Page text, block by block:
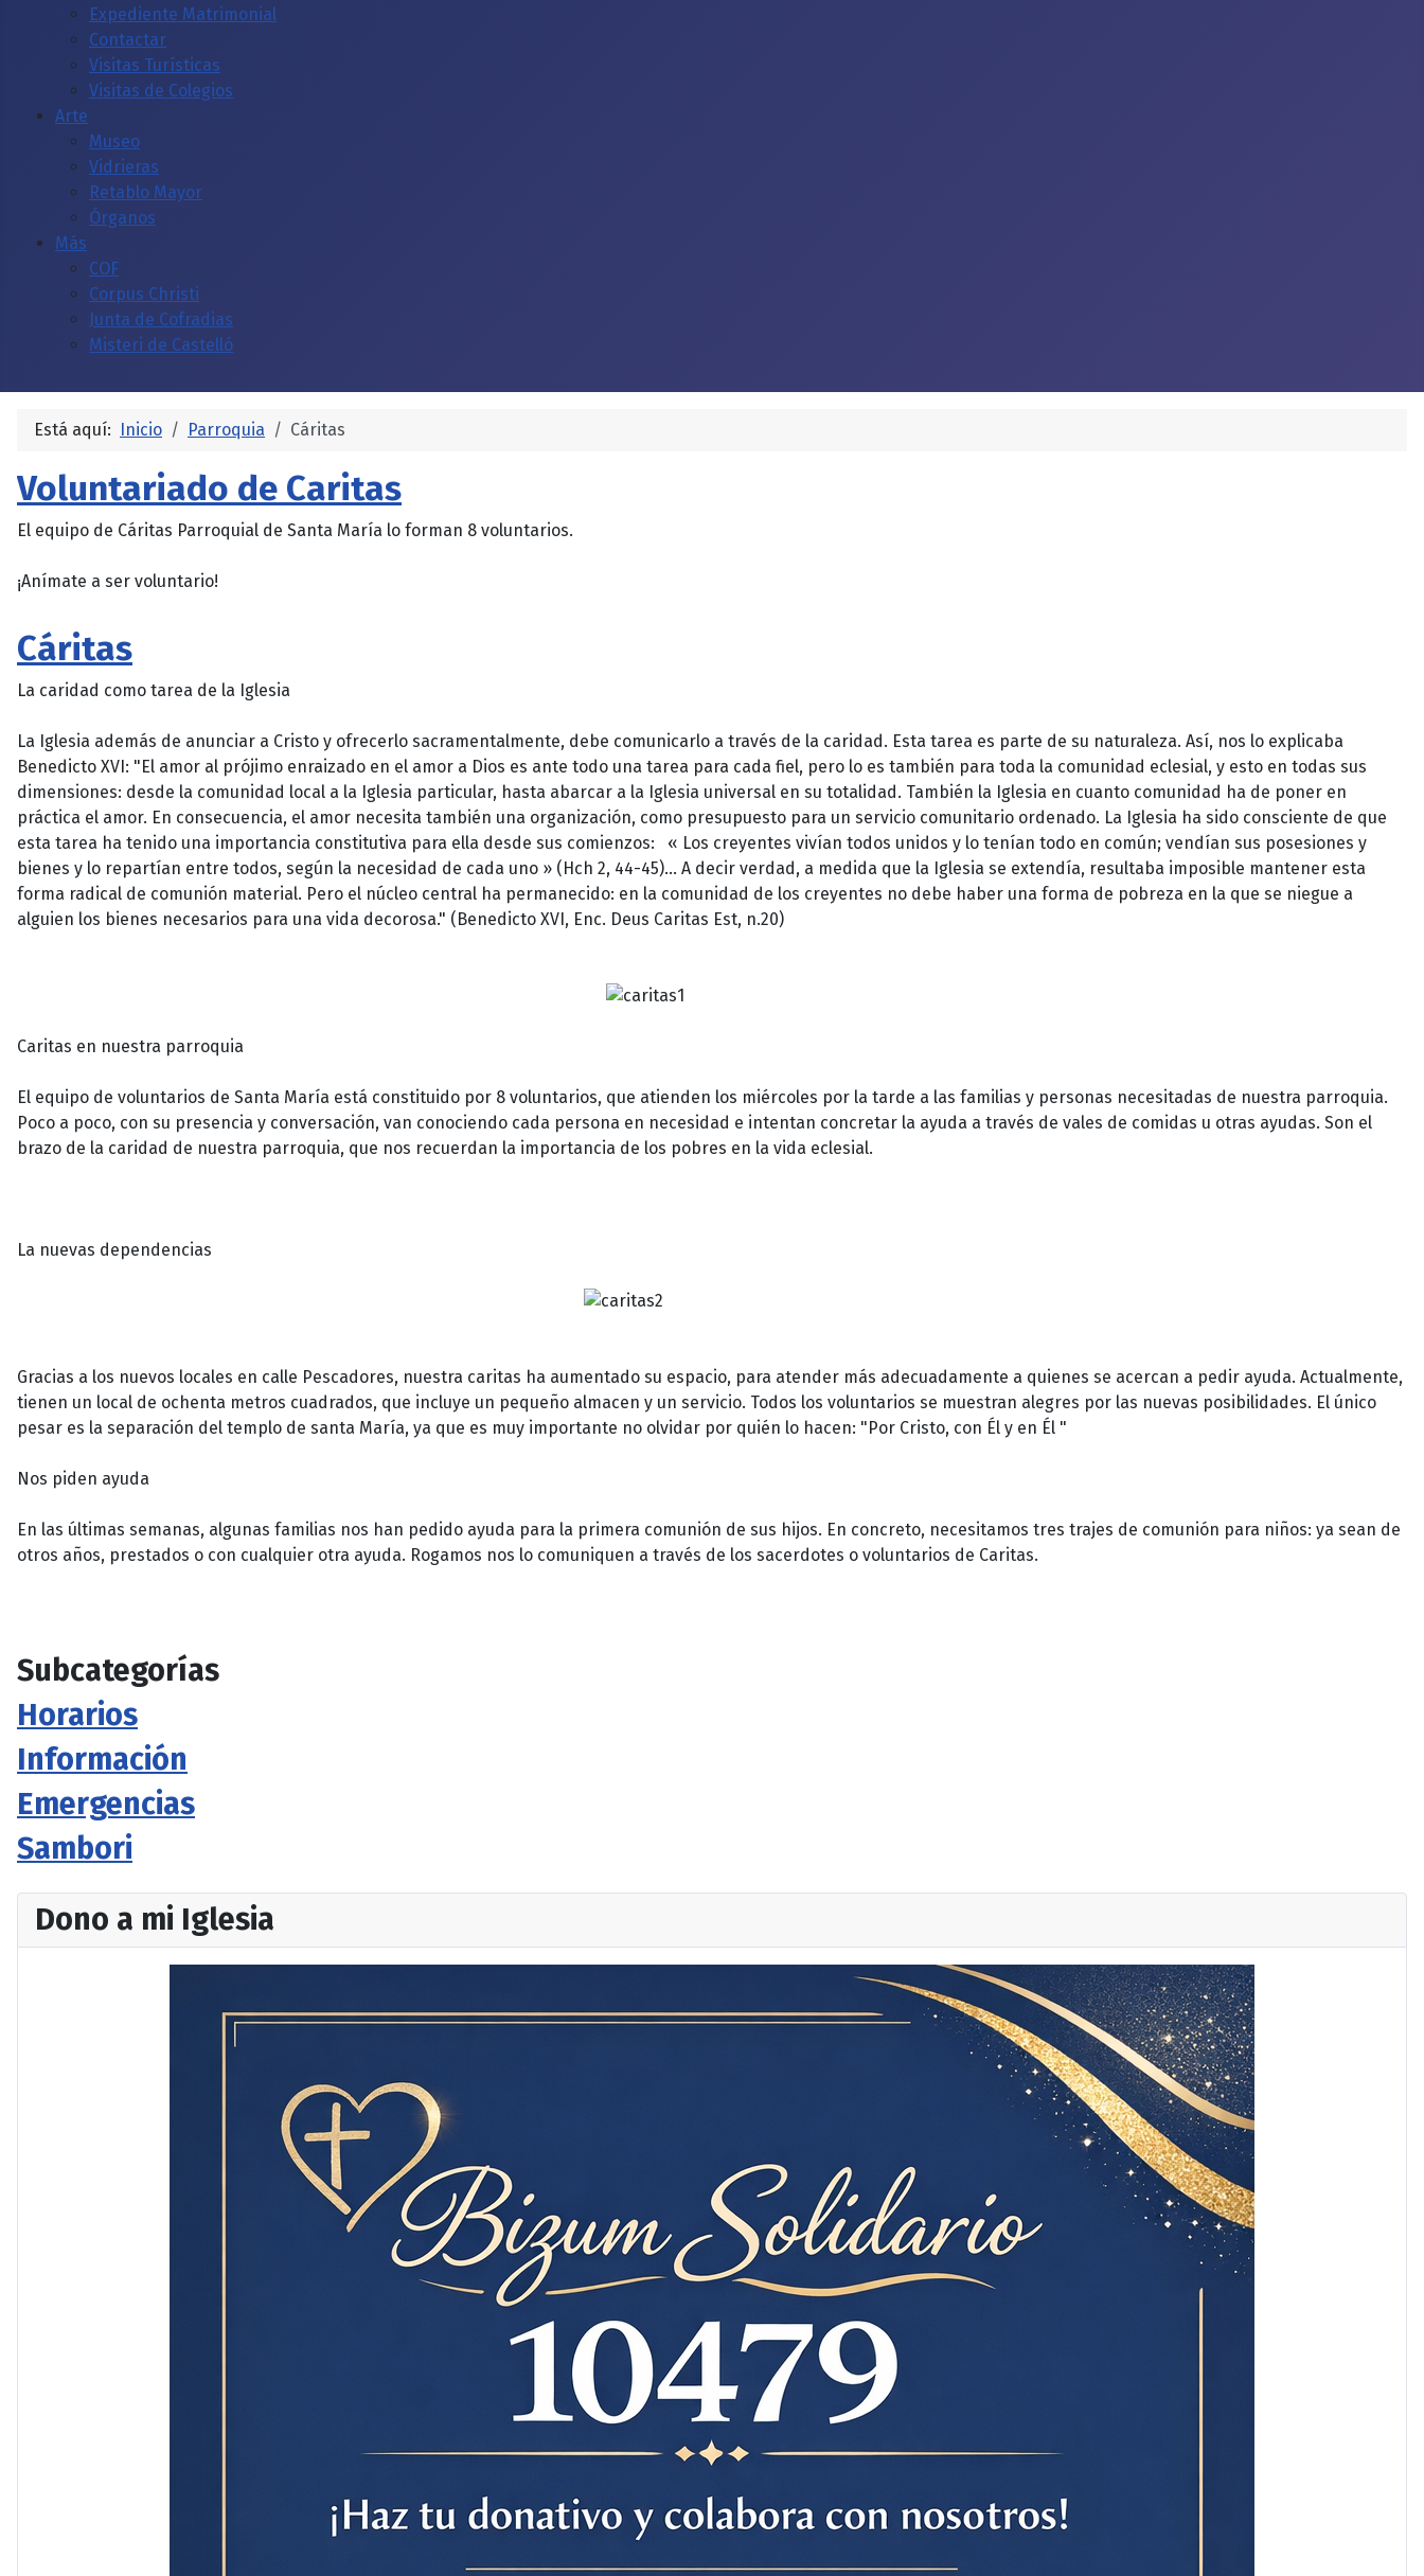
Expediente Matrimonial
Contactar
Visitas Turísticas
Visitas de Colegios
Arte
Museo
Vidrieras
Retablo Mayor
Órganos
Más
COF
Corpus Christi
Junta de Cofradias
Misteri de Castelló
Está aquí: Inicio Parroquia Cáritas
Voluntariado de Caritas
El equipo de Cáritas Parroquial de Santa María lo forman 8 voluntarios.
¡Anímate a ser voluntario!
Cáritas
La caridad como tarea de la Iglesia
La Iglesia además de anunciar a Cristo y ofrecerlo sacramentalmente, debe comunicarlo a través de la caridad. Esta tarea es parte de su naturaleza. Así, nos lo explicaba
Benedicto XVI: "El amor al prójimo enraizado en el amor a Dios es ante todo una tarea para cada fiel, pero lo es también para toda la comunidad eclesial, y esto en todas sus
dimensiones: desde la comunidad local a la Iglesia particular, hasta abarcar a la Iglesia universal en su totalidad. También la Iglesia en cuanto comunidad ha de poner en
práctica el amor. En consecuencia, el amor necesita también una organización, como presupuesto para un servicio comunitario ordenado. La Iglesia ha sido consciente de que
esta tarea ha tenido una importancia constitutiva para ella desde sus comienzos: « Los creyentes vivían todos unidos y lo tenían todo en común; vendían sus posesiones y
bienes y lo repartían entre todos, según la necesidad de cada uno » (Hch 2, 44-45)... A decir verdad, a medida que la Iglesia se extendía, resultaba imposible mantener esta
forma radical de comunión material. Pero el núcleo central ha permanecido: en la comunidad de los creyentes no debe haber una forma de pobreza en la que se niegue a
alguien los bienes necesarios para una vida decorosa." (Benedicto XVI, Enc. Deus Caritas Est, n.20)
Caritas en nuestra parroquia
El equipo de voluntarios de Santa María está constituido por 8 voluntarios, que atienden los miércoles por la tarde a las familias y personas necesitadas de nuestra parroquia.
Poco a poco, con su presencia y conversación, van conociendo cada persona en necesidad e intentan concretar la ayuda a través de vales de comidas u otras ayudas. Son el
brazo de la caridad de nuestra parroquia, que nos recuerdan la importancia de los pobres en la vida eclesial.
La nuevas dependencias
Gracias a los nuevos locales en calle Pescadores, nuestra caritas ha aumentado su espacio, para atender más adecuadamente a quienes se acercan a pedir ayuda. Actualmente,
tienen un local de ochenta metros cuadrados, que incluye un pequeño almacen y un servicio. Todos los voluntarios se muestran alegres por las nuevas posibilidades. El único
pesar es la separación del templo de santa María, ya que es muy importante no olvidar por quién lo hacen: "Por Cristo, con Él y en Él "
Nos piden ayuda
En las últimas semanas, algunas familias nos han pedido ayuda para la primera comunión de sus hijos. En concreto, necesitamos tres trajes de comunión para niños: ya sean de
otros años, prestados o con cualquier otra ayuda. Rogamos nos lo comuniquen a través de los sacerdotes o voluntarios de Caritas.
Subcategorías
Horarios
Información
Emergencias
Sambori
Dono a mi Iglesia